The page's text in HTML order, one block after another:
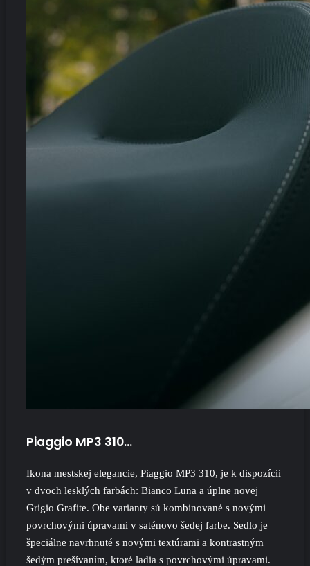
Piaggio MP3 310…
Ikona mestskej elegancie, Piaggio MP3 310, je k dispozícii
v dvoch lesklých farbách: Bianco Luna a úplne novej
Grigio Grafite. Obe varianty sú kombinované s novými
povrchovými úpravami v saténovo šedej farbe. Sedlo je
špeciálne navrhnuté s novými textúrami a kontrastným
šedým prešívaním, ktoré ladia s povrchovými úpravami.